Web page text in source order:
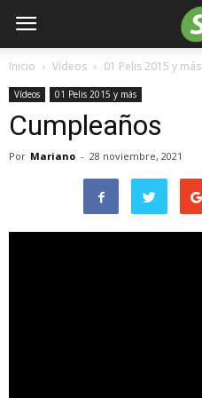
Inicio Vídeos 01 Pelis 2015 y más
Vídeos 01 Pelis 2015 y más
Cumpleaños
Por Mariano - 28 noviembre, 2021